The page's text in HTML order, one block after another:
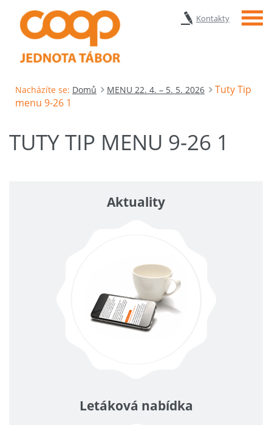
Kontakty Menu
Nacházíte se: Domů MENU 22. 4. – 5. 5. 2026
Tuty Tip
menu 9-26 1
TUTY TIP MENU 9-26 1
Aktuality
Letáková nabídka